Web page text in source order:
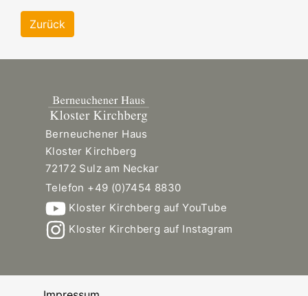
Zurück
Berneuchener Haus
Kloster Kirchberg
72172 Sulz am Neckar
Telefon +49 (0)7454 8830
Kloster Kirchberg auf YouTube
Kloster Kirchberg auf Instagram